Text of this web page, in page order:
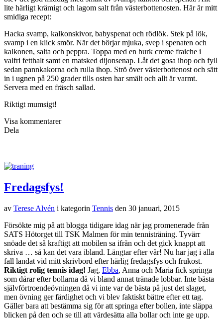
lite härligt krämigt och lagom salt från västerbottenosten. Här är mitt
smidiga recept:
Hacka svamp, kalkonskivor, babyspenat och rödlök. Stek på lök,
svamp i en klick smör. När det börjar mjuka, svep i spenaten och
kalkonen, salta och peppra. Toppa med en burk creme fraiche i
valfri fetthalt samt en matsked dijonsenap. Låt det gosa ihop och fyll
sedan pannkakorna och rulla ihop. Strö över västerbottenost och sätt
in i ugnen på 250 grader tills osten har smält och allt är varmt.
Servera med en fräsch sallad.
Riktigt mumsigt!
Visa kommentarer
Dela
Fredagsfys!
av Terese Alvén i kategorin Tennis den 30 januari, 2015
Försökte mig på att blogga tidigare idag när jag promenerade från
SATS Hötorget till TSK Malmen för min tennisträning. Tyvärr
snöade det så kraftigt att mobilen sa ifrån och det gick knappt att
skriva … så kan det vara ibland. Längtar efter vår! Nu har jag i alla
fall landat vid mitt skrivbord efter härlig fredagsfys och frukost.
Riktigt rolig tennis idag! Jag, Ebba, Anna och Maria fick springa
som dårar efter bollarna då vi bland annat tränade lobbar. Inte bästa
självförtroendeövningen då vi inte var de bästa på just det slaget,
men övning ger färdighet och vi blev faktiskt bättre efter ett tag.
Gäller bara att bestämma sig för att springa efter bollen, inte släppa
blicken på den och se till att värdesätta alla bollar och inte ge upp.